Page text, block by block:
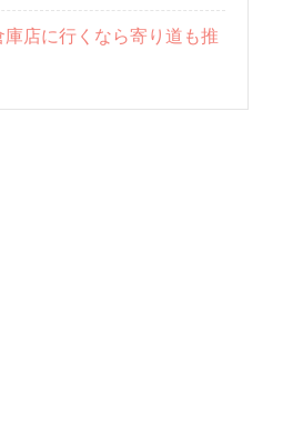
店に行くなら寄り道も推